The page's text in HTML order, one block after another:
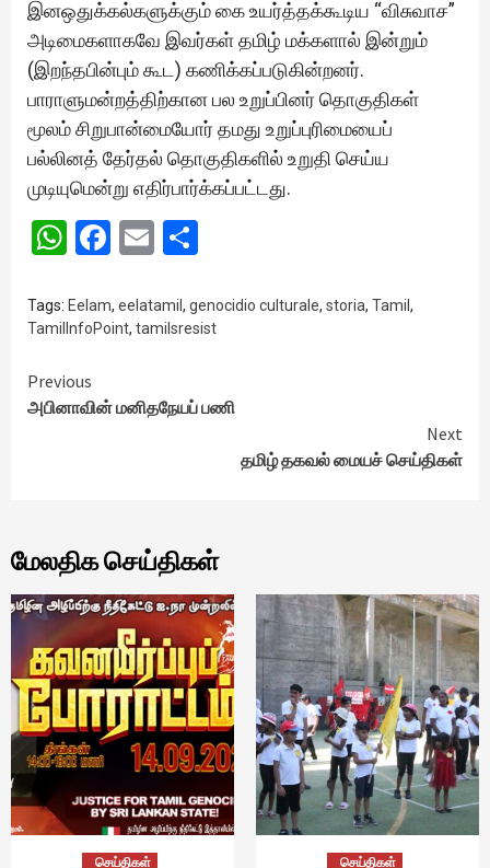
இனஒதுக்கல்களுக்கும் கை உயர்த்தக்கூடிய “விசுவாச”
அடிமைகளாகவே இவர்கள் தமிழ் மக்களால் இன்றும்
(இறந்தபின்பும் கூட) கணிக்கப்படுகின்றனர்.
பாராளுமன்றத்திற்கான பல உறுப்பினர் தொகுதிகள்
மூலம் சிறுபான்மையோர் தமது உறுப்புரிமையைப்
பல்லினத் தேர்தல் தொகுதிகளில் உறுதி செய்ய
முடியுமென்று எதிர்பார்க்கப்பட்டது.
WhatsApp
Facebook
Email
Tags: Eelam, eelatamil , genocidio culturale, storia, Tamil ,
TamilInfoPoint, tamilsresist
Continue
Reading
Previous
அபினாவின் மனிதநேயப் பணி
Next
தமிழ் தகவல் மையச் செய்திகள்
மேலதிக செய்திகள்
செய்திகள்
செய்திகள்